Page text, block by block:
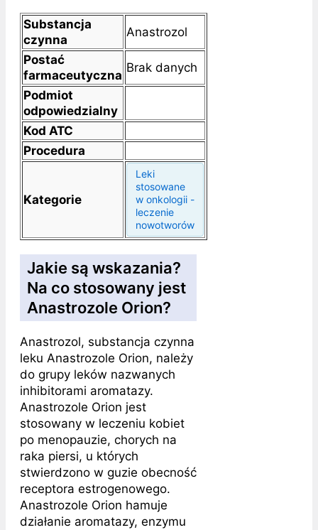
Substancja
czynna
Anastrozol
Postać
farmaceutyczna
Brak danych
Podmiot
odpowiedzialny
Kod ATC
Procedura
Kategorie
Leki
stosowane
w onkologii -
leczenie
nowotworów
Jakie są wskazania?
Na co stosowany jest
Anastrozole Orion?
Anastrozol, substancja czynna
leku Anastrozole Orion, należy
do grupy leków nazwanych
inhibitorami aromatazy.
Anastrozole Orion jest
stosowany w leczeniu kobiet
po menopauzie, chorych na
raka piersi, u których
stwierdzono w guzie obecność
receptora estrogenowego.
Anastrozole Orion hamuje
działanie aromatazy, enzymu